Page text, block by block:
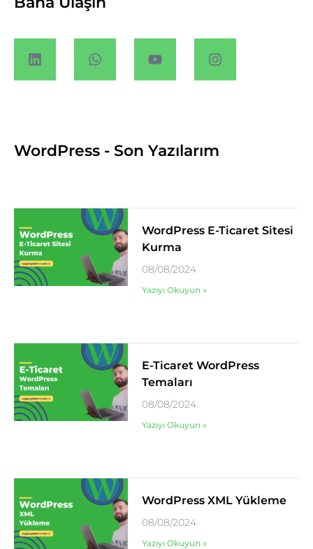
WordPress - Son Yazılarım
WordPress E-Ticaret Sitesi
Kurma
08/08/2024
Yazıyı Okuyun »
E-Ticaret WordPress
Temaları
08/08/2024
Yazıyı Okuyun »
WordPress XML Yükleme
08/08/2024
Yazıyı Okuyun »